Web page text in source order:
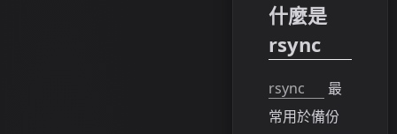
什麼是
rsync
rsync
最
常用於備份